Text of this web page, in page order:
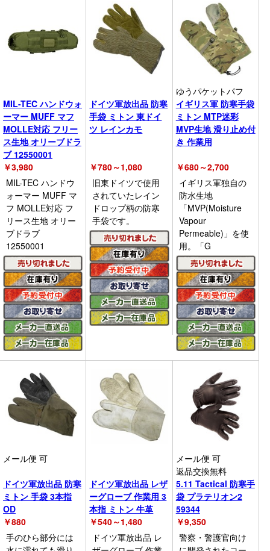
MIL-TEC ハンドウォ
ーマー MUFF マフ
MOLLE対応 フリー
ス生地 オリーブドラ
ブ 12550001
￥3,980
MIL-TEC ハンドウ
ォーマー MUFF マ
フ MOLLE対応 フ
リース生地 オリー
ブドラブ
12550001
ドイツ軍放出品 防寒
手袋 ミトン 東ドイ
ツ レインカモ
￥780～1,080
旧東ドイツで使用
されていたレイン
ドロップ柄の防寒
手袋です。
ゆうパケットパフ
イギリス軍 防寒手袋
ミトン MTP迷彩
MVP生地 滑り止め付
き 作業用
￥680～2,700
イギリス軍独自の
防水生地
「MVP(Moisture
Vapour
Permeable)」を使
用。「G
メール便 可
ドイツ軍放出品 防寒
ミトン 手袋 3本指
OD
￥880
手のひら部分には
ドイツ軍放出品 レザ
ーグローブ 作業用 3
本指 ミトン 牛革
￥540～1,480
ドイツ軍放出品 レ
メール便 可
返品交換無料
5.11 Tactical 防寒手
袋 プラテリオン2
59344
￥9,350
警察・警護官向け